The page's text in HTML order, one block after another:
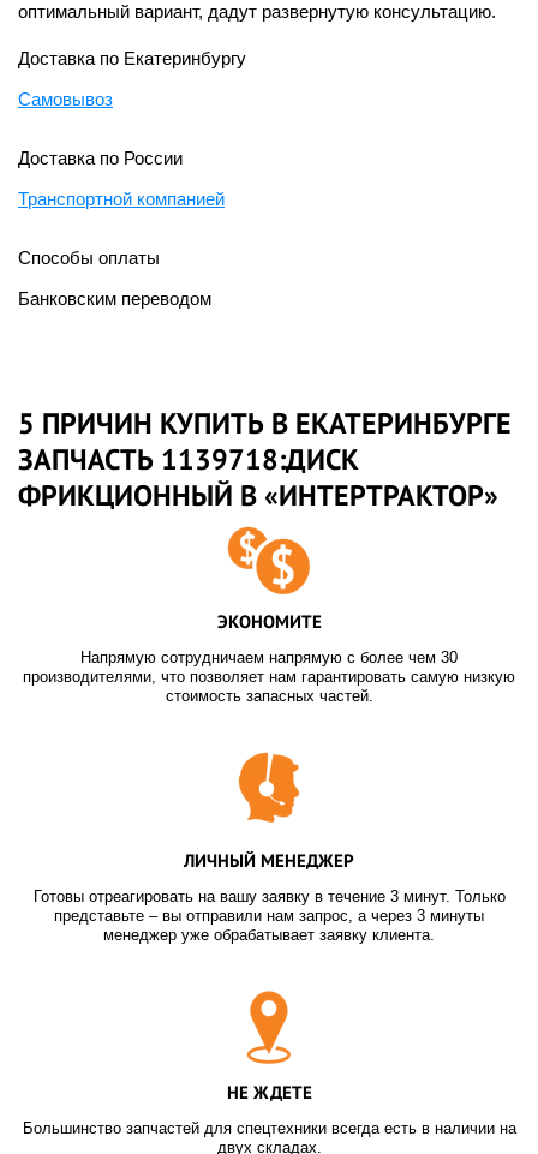
оптимальный вариант, дадут развернутую консультацию.
Доставка по Екатеринбургу
Самовывоз
Доставка по России
Транспортной компанией
Способы оплаты
Банковским переводом
5 ПРИЧИН КУПИТЬ В ЕКАТЕРИНБУРГЕ
ЗАПЧАСТЬ 1139718:ДИСК
ФРИКЦИОННЫЙ В «ИНТЕРТРАКТОР»
ЭКОНОМИТЕ
Напрямую сотрудничаем напрямую с более чем 30
производителями, что позволяет нам гарантировать самую низкую
стоимость запасных частей.
ЛИЧНЫЙ МЕНЕДЖЕР
Готовы отреагировать на вашу заявку в течение 3 минут. Только
представьте – вы отправили нам запрос, а через 3 минуты
менеджер уже обрабатывает заявку клиента.
НЕ ЖДЕТЕ
Большинство запчастей для спецтехники всегда есть в наличии на
двух складах.